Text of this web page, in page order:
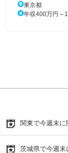
東京都
年収400万円～
関東で今週末
茨城県で今週末